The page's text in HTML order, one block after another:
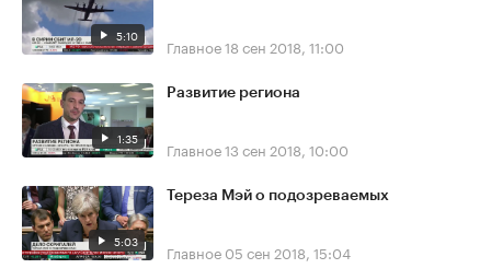
5:10 Главное18 сен 2018, 11:00
1:35
Развитие региона
Главное13 сен 2018, 10:00
5:03
Тереза Мэй о подозреваемых
Главное 05 сен 2018, 15:04